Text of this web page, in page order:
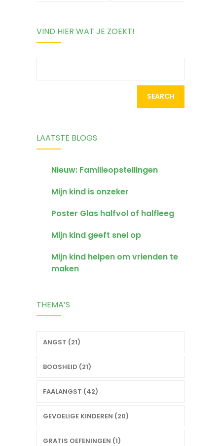
kritiek kind een
VIND HIER WAT JE ZOEKT!
LAATSTE BLOGS
Nieuw: Familieopstellingen
Mijn kind is onzeker
Poster Glas halfvol of halfleeg
Mijn kind geeft snel op
Mijn kind helpen om vrienden te
maken
THEMA’S
ANGST (21)
BOOSHEID (21)
FAALANGST (42)
GEVOELIGE KINDEREN (20)
GRATIS OEFENINGEN (1)